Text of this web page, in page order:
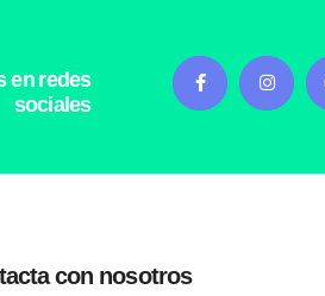
en redes
sociales
con nosotros